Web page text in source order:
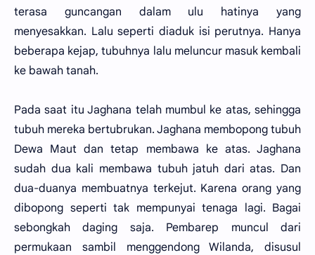
terasa guncangan dalam ulu hatinya yang
menyesakkan. Lalu seperti diaduk isi perutnya. Hanya
beberapa kejap, tubuhnya lalu meluncur masuk kembali
ke bawah tanah.
Pada saat itu Jaghana telah mumbul ke atas, sehingga
tubuh mereka bertubrukan. Jaghana membopong tubuh
Dewa Maut dan tetap membawa ke atas. Jaghana
sudah dua kali membawa tubuh jatuh dari atas. Dan
dua-duanya membuatnya terkejut. Karena orang yang
dibopong seperti tak mempunyai tenaga lagi. Bagai
sebongkah daging saja. Pembarep muncul dari
permukaan sambil menggendong Wilanda, disusul